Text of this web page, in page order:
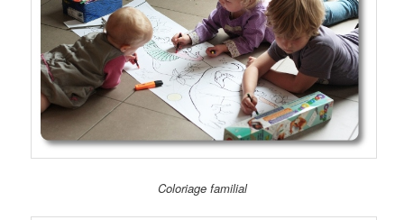
Coloriage familial